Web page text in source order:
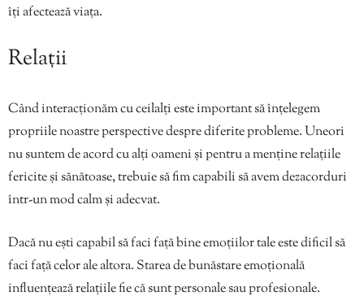
îți afectează viața.
Relații
Când interacționăm cu ceilalți este important să înțelegem
propriile noastre perspective despre diferite probleme. Uneori
nu suntem de acord cu alți oameni și pentru a menține relațiile
fericite și sănătoase, trebuie să fim capabili să avem dezacorduri
într-un mod calm și adecvat.
Dacă nu ești capabil să faci față bine emoțiilor tale este dificil să
faci față celor ale altora. Starea de bunăstare emoțională
influențează relațiile fie că sunt personale sau profesionale.